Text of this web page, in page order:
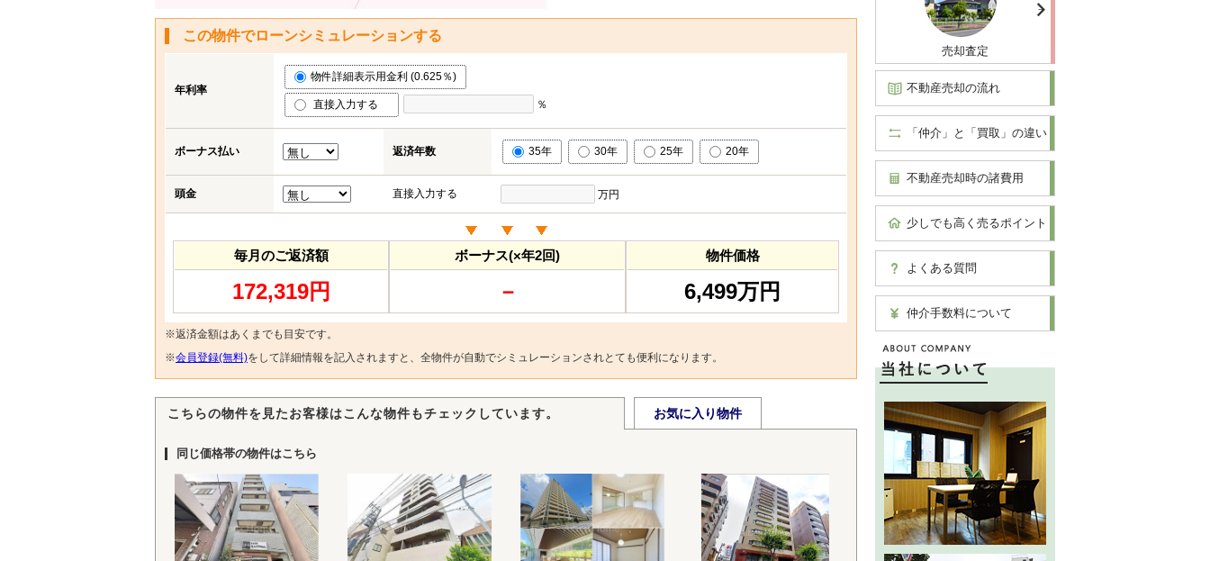
この物件でローンシミュレーションする
年利率
物件詳細表示用金利 (0.625％)
直接入力する ％
ボーナス払い 返済年数 35年 30年 25年 20年
頭金 直接入力する 万円
毎月のご返済額
172,319円
ボーナス(×年2回)
－
物件価格
6,499万円
※返済金額はあくまでも目安です。
※会員登録(無料)をして詳細情報を記入されますと、全物件が自動でシミュレーションされとても便利になります。
こちらの物件を見たお客様はこんな物件もチェックしています。 お気に入り物件
同じ価格帯の物件はこちら
売却査定
不動産売却の流れ
「仲介」と「買取」の違い
不動産売却時の諸費用
少しでも高く売るポイント
よくある質問
仲介手数料について